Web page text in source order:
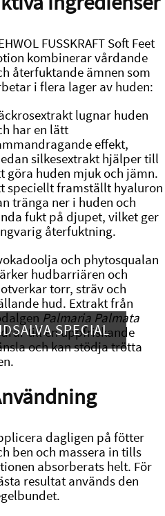
FUSSKRAFT Soft Feet
kombinerar vårdande
återfuktande ämnen som
i flera lager av huden:
lugnar huden
har en lätt
effekt,
silkesextrakt hjälper till
göra huden mjuk och jämn.
speciellt framställt hyaluron
tränga ner i huden och
fukt på djupet, vilket ger
återfuktning.
och phytosqualan
hudbarriären och
torr, sträv och
hud. Extrakt från
Palmaria Palmata
till en uppfriskande
och kan stödja trötta
dagligen på fötter
ben och massera in tills
absorberats helt. För
resultat används den
SPECIAL